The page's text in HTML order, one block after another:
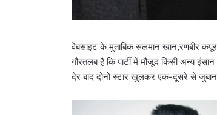
वेबसाइट के मुताबिक सलमान खान,रणबीर
गौरतलब है कि पार्टी में मौजूद किसी अन्य
देर बाद दोनों स्टार खुलकर एक-दूसरे से